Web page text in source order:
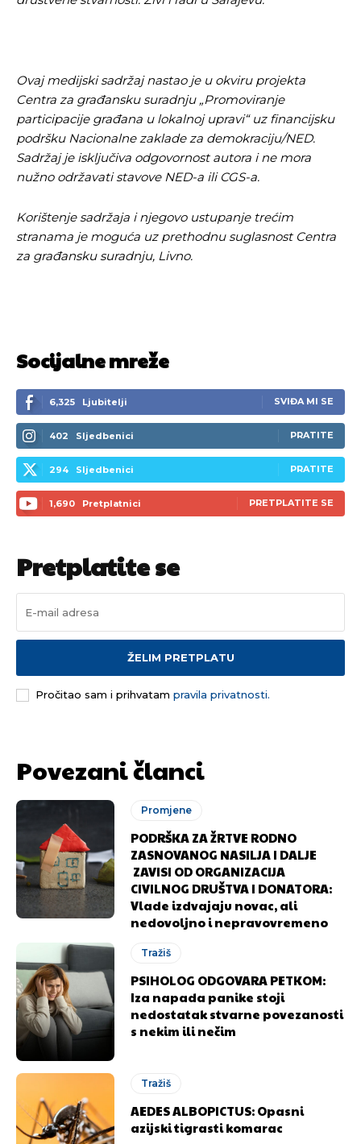
Ovaj medijski sadržaj nastao je u okviru projekta
Centra za građansku suradnju „Promoviranje
participacije građana u lokalnoj upravi“ uz financijsku
podršku Nacionalne zaklade za demokraciju/NED.
Sadržaj je isključiva odgovornost autora i ne mora
nužno održavati stavove NED-a ili CGS-a.
Korištenje sadržaja i njegovo ustupanje trećim
stranama je moguća uz prethodnu suglasnost Centra
za građansku suradnju, Livno.
Socijalne mreže
6,325 Ljubitelji SVIĐA MI SE
402 Sljedbenici PRATITE
294 Sljedbenici PRATITE
1,690 Pretplatnici PRETPLATITE SE
Pretplatite se
ŽELIM PRETPLATU
Pročitao sam i prihvatam pravila privatnosti.
Povezani članci
Promjene
PODRŠKA ZA ŽRTVE RODNO
ZASNOVANOG NASILJA I DALJE
ZAVISI OD ORGANIZACIJA
CIVILNOG DRUŠTVA I DONATORA:
Vlade izdvajaju novac, ali
nedovoljno i nepravovremeno
Tražiš
PSIHOLOG ODGOVARA PETKOM:
Iza napada panike stoji
nedostatak stvarne povezanosti
s nekim ili nečim
Tražiš
AEDES ALBOPICTUS: Opasni
azijski tigrasti komarac